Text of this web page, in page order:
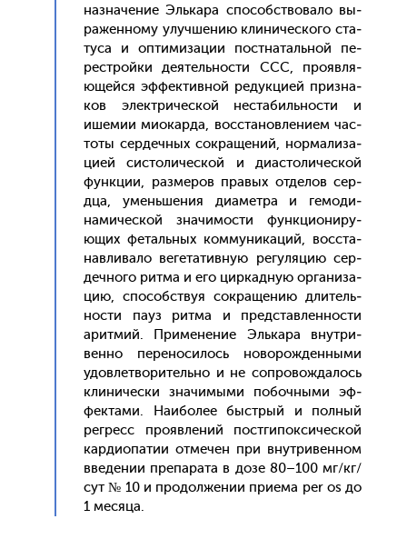
наз­на­чение Эль­ка­ра спо­собс­тво­вало вы­
ражен­но­му улуч­ше­нию кли­ничес­ко­го ста­
туса и оп­ти­миза­ции пос­тна­таль­ной пе­
рес­трой­ки де­ятель­нос­ти ССС, про­яв­ля­
ющей­ся эф­фектив­ной ре­дук­ци­ей приз­на­
ков элек­три­чес­кой нес­та­биль­нос­ти и
ише­мии ми­окар­да, вос­ста­нов­ле­ни­ем час­
то­ты сер­дечных сок­ра­щений, нор­ма­лиза­
ци­ей сис­то­личес­кой и ди­ас­то­личес­кой
фун­кции, раз­ме­ров пра­вых от­де­лов сер­
дца, умень­ше­ния ди­амет­ра и ге­моди­
нами­чес­кой зна­чимос­ти фун­кци­они­ру­
ющих фе­таль­ных ком­му­ника­ций, вос­ста­
нав­ли­вало ве­гета­тив­ную ре­гуля­цию сер­
дечно­го рит­ма и его цир­кадную ор­га­низа­
цию, спо­собс­твуя сок­ра­щению дли­тель­
нос­ти па­уз рит­ма и пред­став­леннос­ти
арит­мий. При­мене­ние Эль­ка­ра внут­ри­
вен­но пе­рено­силось но­ворож­денны­ми
удов­летво­ритель­но и не соп­ро­вож­да­лось
кли­ничес­ки зна­чимы­ми по­боч­ны­ми эф­
фекта­ми. На­ибо­лее быс­трый и пол­ный
рег­ресс про­яв­ле­ний пос­тги­пок­си­чес­кой
кар­ди­опа­тии от­ме­чен при внут­ри­вен­ном
вве­дении пре­пара­та в до­зе 80–100 мг/кг/
сут № 10 и про­дол­же­нии при­ема per os до
1 ме­сяца.